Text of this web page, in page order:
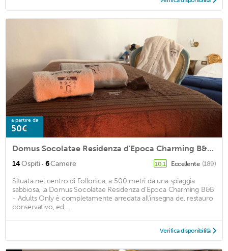
a partire da
50€
Domus Socolatae Residenza d'Epoca Charming B&B - Adults Only
14Ospiti · 6Camere 10,1 Eccellente (189)
Situata nel centro di Follonica, a 500 metri da una spiaggia
sabbiosa, la Domus Socolatae Residenza d'Epoca Charming B&B
- Adults Only è completamente arredata all'insegna del restauro
conservativo, ed ...
Verifica disponibilità